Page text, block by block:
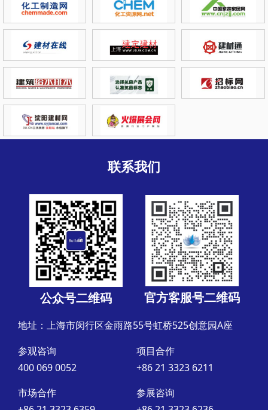
联系我们
公众号二维码 官方客服号二维码
地址：上海市闵行区金雨路55号虹桥525创意园A座
参观咨询
400 069 0052
项目合作
+86 21 3323 6211
市场合作
参展咨询